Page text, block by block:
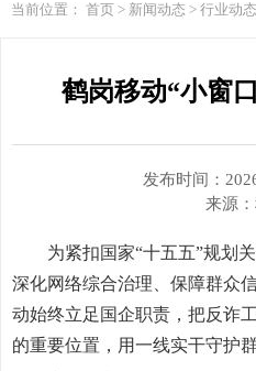
当前位置： 首页 > 新闻动态 > 行业动态
鹤岗移动“小窗
发布时间：
来源：
为紧扣国家“十五五”规划
深化网络综合治理、保障群众
动始终立足国企职责，把反诈
的重要位置，用一线实干守护